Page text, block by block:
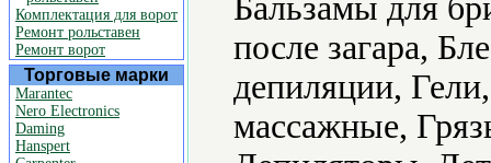
Комплектация для ворот
Ремонт рольставен
Ремонт ворот
Торговые марки
Marantec
Nero Electronics
Daming
Hanspert
Бальзамы для
после загара,
депиляции,
массажные,